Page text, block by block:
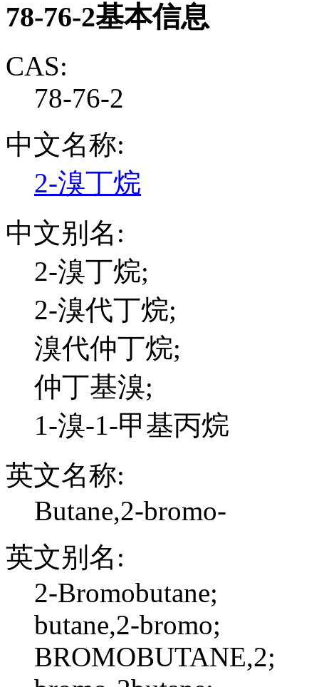
78-76-2基本信息
CAS:
78-76-2
中文名称:
2-溴丁烷
中文别名:
2-溴丁烷;
2-溴代丁烷;
溴代仲丁烷;
仲丁基溴;
1-溴-1-甲基丙烷
英文名称:
Butane,2-bromo-
英文别名:
2-Bromobutane;
butane,2-bromo;
BROMOBUTANE,2;